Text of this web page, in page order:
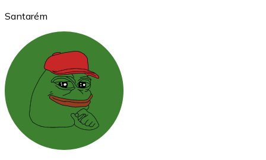
Ethereum
ETH
Santarém